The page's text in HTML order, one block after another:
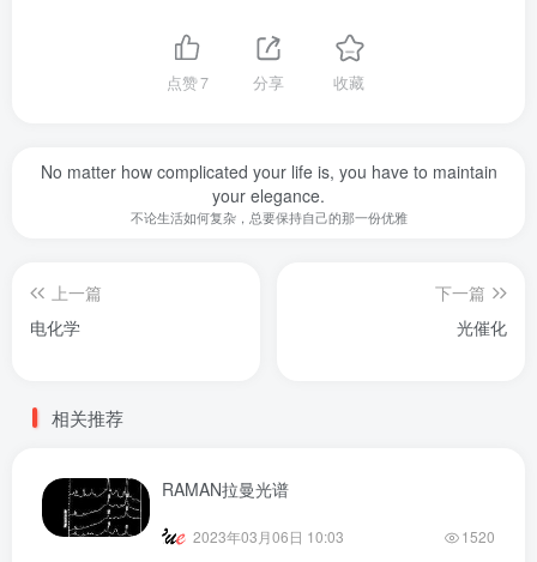
点赞7 分享 收藏
No matter how complicated your life is, you have to maintain
your elegance.
不论生活如何复杂，总要保持自己的那一份优雅
上一篇
电化学
下一篇
光催化
相关推荐
RAMAN拉曼光谱
2023年03月06日 10:03 1520